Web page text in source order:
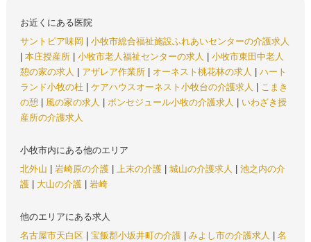
お近くにある医院
サントピア味岡
小牧市総合福祉施設ふれあいセンターの介護求人
本庄授産所 小牧市老人福祉センターの求人
小牧市東田中老人
憩の家の求人
アザレア作業所 オーネスト桃花林の求人
ハート
ランド小牧の杜
ケアハウスオーネスト小牧台の介護求人
こまき
の憩
風の家の求人 ボンセジュール小牧の介護求人
いわざき授
産所の介護求人
小牧市内にある他のエリア
北外山
岩崎原の介護 上末の介護 城山の介護求人
池之内の介
護
大山の介護 岩崎
他のエリアにある求人
名古屋市天白区
宝飯郡小坂井町の介護 みよし市の介護求人
名